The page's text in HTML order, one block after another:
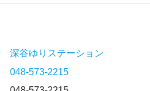
深谷ゆりステーション
048-573-2215